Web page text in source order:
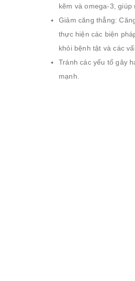
kẽm và omega-3,
Giảm căng thẳng:
thực hiện các biện
khỏi bệnh tật và các
Tránh các yếu tố gây
mạnh.